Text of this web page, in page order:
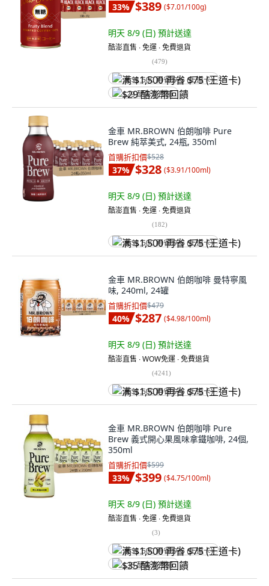
33% $389 ($7.01/100g)
明天 8/9 (日) 預計送達
酷澎直售 ∙ 免運 ∙ 免費退貨
(479)
满 $1,500 再省 $75 (王道卡)
$29 酷澎幣回饋
金車 MR.BROWN 伯朗咖啡 Pure
Brew 純萃美式, 24瓶, 350ml
首購折扣價$528
37% $328 ($3.91/100ml)
明天 8/9 (日) 預計送達
酷澎直售 ∙ 免運 ∙ 免費退貨
(182)
满 $1,500 再省 $75 (王道卡)
金車 MR.BROWN 伯朗咖啡 曼特寧風
味, 240ml, 24罐
首購折扣價$479
40% $287 ($4.98/100ml)
明天 8/9 (日) 預計送達
酷澎直售 ∙ WOW免運 ∙ 免費退貨
(4241)
满 $1,500 再省 $75 (王道卡)
金車 MR.BROWN 伯朗咖啡 Pure
Brew 義式開心果風味拿鐵咖啡, 24個,
350ml
首購折扣價$599
33% $399 ($4.75/100ml)
明天 8/9 (日) 預計送達
酷澎直售 ∙ 免運 ∙ 免費退貨
(3)
满 $1,500 再省 $75 (王道卡)
$35 酷澎幣回饋